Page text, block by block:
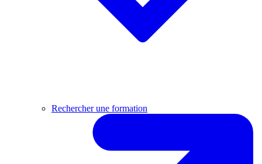
Rechercher une formation